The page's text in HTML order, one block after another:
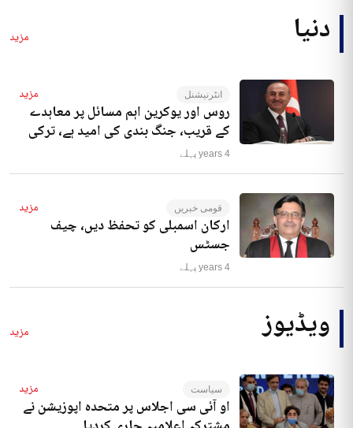
دنیا مزید
انٹرنیشنل مزید
روس اور یوکرین اہم مسائل پر معاہدے
کے قریب، جنگ بندی کی امید ہے، ترکی
4 years پہلے
قومی خبریں مزید
ارکان اسمبلی کو تحفظ دیں، چیف
جسٹس
4 years پہلے
ویڈیوز مزید
سیاست مزید
او آئی سی اجلاس پر متحدہ اپوزیشن نے